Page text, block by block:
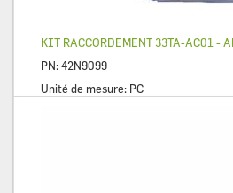
KIT RACCORDEMENT 33TA-AC01 -
PN:42N9099
Unité de mesure: PC